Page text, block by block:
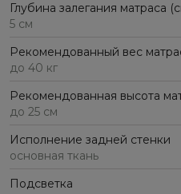
Глубина залегания матраса
5 см
Рекомендованный вес
до 40 кг
Рекомендованная высота
до 25 см
Исполнение задней стенки
основная ткань
Подсветка